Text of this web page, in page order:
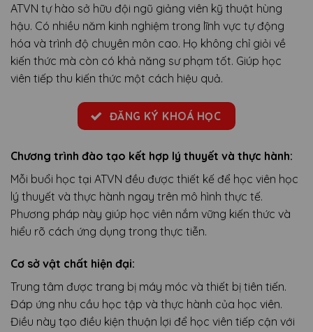
ATVN tự hào sở hữu đội ngũ giảng viên kỹ thuật hùng
hậu. Có nhiều năm kinh nghiệm trong lĩnh vực tự động
hóa và trình độ chuyên môn cao. Họ không chỉ giỏi về
kiến thức mà còn có khả năng sư phạm tốt. Giúp học
viên tiếp thu kiến thức một cách hiệu quả.
ĐĂNG KÝ KHOÁ HỌC
Chương trình đào tạo kết hợp lý thuyết và thực hành:
Mỗi buổi học tại ATVN đều được thiết kế để học viên học
lý thuyết và thực hành ngay trên mô hình thực tế.
Phương pháp này giúp học viên nắm vững kiến thức và
hiểu rõ cách ứng dụng trong thực tiễn.
Cơ sở vật chất hiện đại:
Trung tâm được trang bị máy móc và thiết bị tiên tiến.
Đáp ứng nhu cầu học tập và thực hành của học viên.
Điều này tạo điều kiện thuận lợi để học viên tiếp cận với